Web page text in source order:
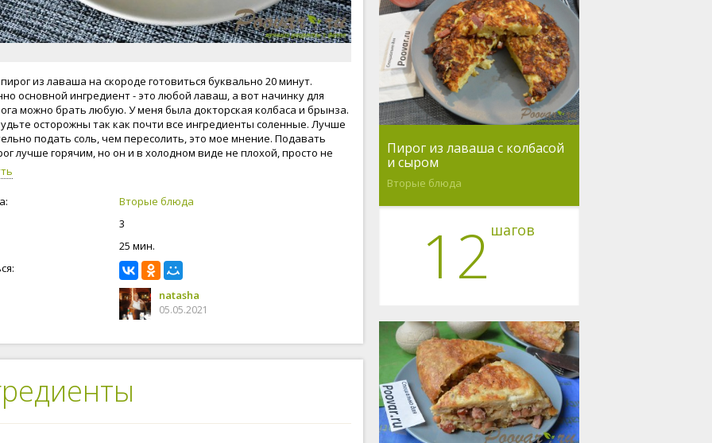
из лаваша на скороде готовиться буквально 20 минут.
основной ингредиент - это любой лаваш, а вот начинку для
можно брать любую. У меня была докторская колбаса и брынза.
осторожны так как почти все ингредиенты соленные. Лучше
подать соль, чем пересолить, это мое мнение. Подавать
лучше горячим, но он и в холодном виде не плохой, просто не
пироги. Количество ингредиентов можно увеличить или
все зависит от вашего аппетита. Этого пирога как раз хватила н
Так, что готовьте с удовольствием и будьте счастливы и
Вторые блюда
3
25 мин.
natasha
05.05.2021
Пирог из лаваша с колбасой
и сыром
Вторые блюда
12 шагов